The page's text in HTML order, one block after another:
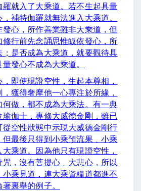
羅就入了大乘道。若不生起具量
補特伽羅就無法進入大乘道。
發心，所作善業雖非大乘道，但
修行前先念誦思惟皈依發心，所
是否成為大乘道，就要觀待具
發心不成為大乘道。
即使現證空性，生起本尊相，
獲得奢摩他一心專注於所緣，
做，都不成為大乘法。有一典
伽士，專修大威德金剛，雖已
空性狀態中示現大威德金剛行
最後只得到小乘預流果﹑小乘
乘道。因為他只有現證空性，
，沒有菩提心﹑大悲心，所以
乘見道，連大乘資糧道都進不
裏舉的例子。